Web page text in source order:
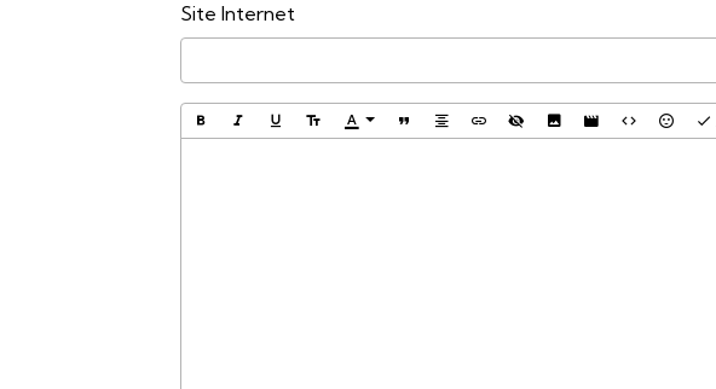
Site Internet